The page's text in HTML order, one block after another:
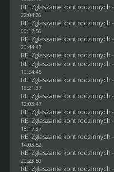
RE: Zgłaszanie kont rodzinnych
22:04:26
RE: Zgłaszanie kont rodzinnych
00:17:56
RE: Zgłaszanie kont rodzinnych
20:44:47
RE: Zgłaszanie kont rodzinnych
RE: Zgłaszanie kont rodzinnych
10:54:45
RE: Zgłaszanie kont rodzinnych
18:21:37
RE: Zgłaszanie kont rodzinnych
12:03:47
RE: Zgłaszanie kont rodzinnych
RE: Zgłaszanie kont rodzinnych
18:17:37
RE: Zgłaszanie kont rodzinnych
14:03:52
RE: Zgłaszanie kont rodzinnych
20:23:50
RE: Zgłaszanie kont rodzinnych